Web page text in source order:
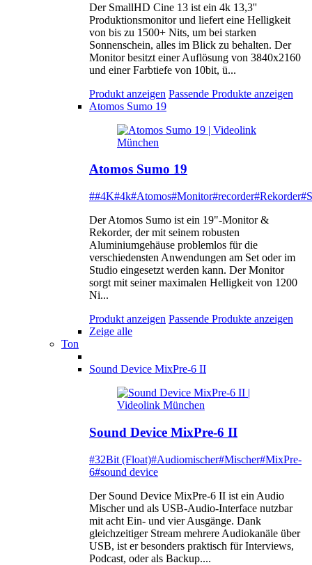
Der SmallHD Cine 13 ist ein 4k 13,3''
Produktionsmonitor und liefert eine Helligkeit
von bis zu 1500+ Nits, um bei starken
Sonnenschein, alles im Blick zu behalten. Der
Monitor besitzt einer Auflösung von 3840x2160
und einer Farbtiefe von 10bit, ü...
Produkt anzeigen Passende Produkte anzeigen
Atomos Sumo 19
Atomos Sumo 19
##4K#4k#Atomos#Monitor#recorder#Rekorder
Der Atomos Sumo ist ein 19"-Monitor &
Rekorder, der mit seinem robusten
Aluminiumgehäuse problemlos für die
verschiedensten Anwendungen am Set oder im
Studio eingesetzt werden kann. Der Monitor
sorgt mit seiner maximalen Helligkeit von 1200
Ni...
Produkt anzeigen Passende Produkte anzeigen
Zeige alle
Ton
Sound Device MixPre-6 II
Sound Device MixPre-6 II
#32Bit (Float)#Audiomischer#Mischer#MixPre-
6#sound device
Der Sound Device MixPre-6 II ist ein Audio
Mischer und als USB-Audio-Interface nutzbar
mit acht Ein- und vier Ausgänge. Dank
gleichzeitiger Stream mehrere Audiokanäle über
USB, ist er besonders praktisch für Interviews,
Podcast, oder als Backup....